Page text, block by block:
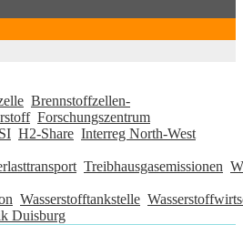
Brennstoffzellen-
Forschungszentrum
H2-Share Interreg North-West
Treibhausgasemissionen
Wasserstofftankstelle
Duisburg